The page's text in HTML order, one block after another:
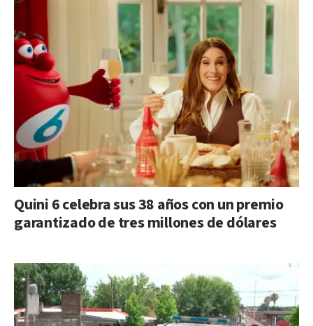
Quini 6 celebra sus 38 años con un premio
garantizado de tres millones de dólares